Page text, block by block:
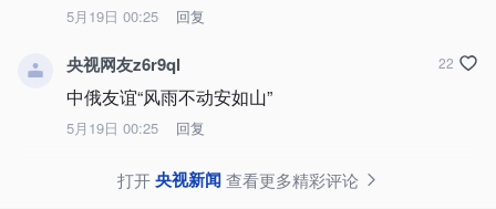
5月19日 00:25 回复
央视网友z6r9ql
中俄友谊“风雨不动安如山”
5月19日 00:25 回复
22
打开央视新闻查看更多精彩评论